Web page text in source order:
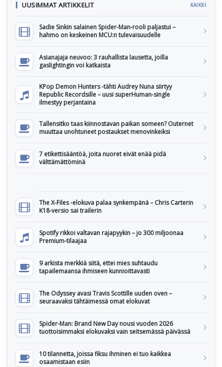
UUSIMMAT ARTIKKELIT KAIKKI
Sadie Sinkin salainen Spider-Man-rooli paljastui –
hahmo on keskeinen MCU:n tulevaisuudelle
Asianajaja neuvoo: 3 rauhallista lausetta, joilla
gaslightingin voi katkaista
KPop Demon Hunters -tähti Audrey Nuna siirtyy
Republic Recordsille – uusi superHuman-single
ilmestyy perjantaina
Tallensitko taas kiinnostavan paikan someen? Outernet
muuttaa unohtuneet postaukset menovinkeiksi
7 etikettisääntöä, joita nuoret eivät enää pidä
välttämättöminä
The X-Files -elokuva palaa synkempänä – Chris Carterin
K18-versio sai trailerin
Spotify rikkoi valtavan rajapyykin – jo 300 miljoonaa
Premium-tilaajaa
9 arkista merkkiä siitä, ettei mies suhtaudu
tapailemaansa ihmiseen kunnioittavasti
The Odyssey avasi Travis Scottille uuden oven –
seuraavaksi tähtäimessä omat elokuvat
Spider-Man: Brand New Day nousi vuoden 2026
tuottoisimmaksi elokuvaksi vain seitsemässä päivässä
10 tilannetta, joissa fiksu ihminen ei tuo kaikkea
osaamistaan esiin